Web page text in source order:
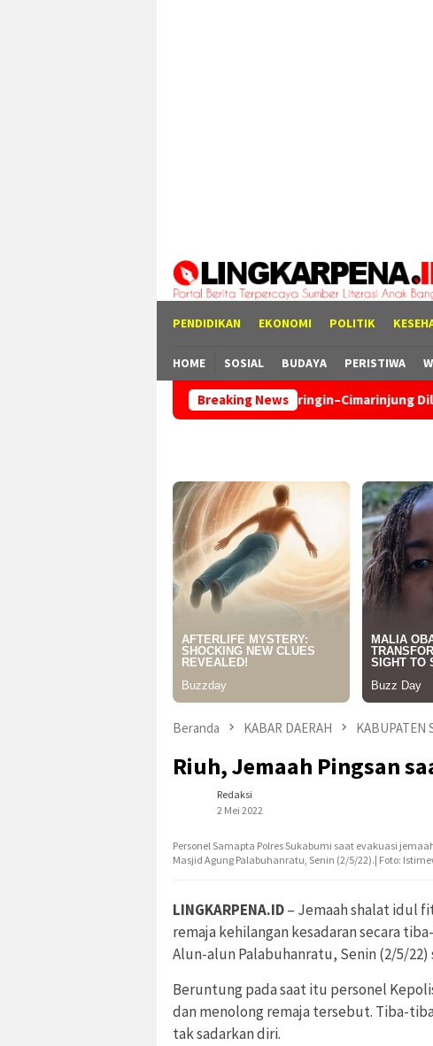
PENDIDIKAN EKONOMI POLITIK
HOME SOSIAL BUDAYA PERISTIWA
Breaking News
Pengaspalan Jalan Tegalcaringin–Cimarinjung Dilanjutkan,
Beranda KABAR DAERAH KABUPATEN
Riuh, Jemaah Pingsan
Redaksi
2 Mei 2022
Personel Samapta Polres Sukabumi saat evakuasi
Masjid Agung Palabuhanratu, Senin (2/5/22).| Foto:
LINGKARPENA.ID– Jemaah shalat idul
remaja kehilangan kesadaran secara
Alun-alun Palabuhanratu, Senin (2/5/22)
Beruntung pada saat itu personel
dan menolong remaja tersebut. Tiba-
tak sadarkan diri.